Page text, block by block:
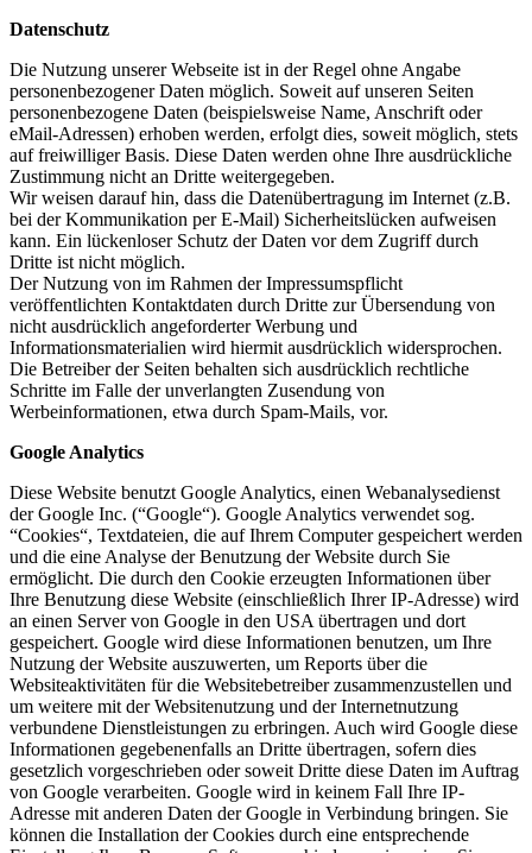
Datenschutz
Die Nutzung unserer Webseite ist in der Regel ohne Angabe
personenbezogener Daten möglich. Soweit auf unseren Seiten
personenbezogene Daten (beispielsweise Name, Anschrift oder
eMail-Adressen) erhoben werden, erfolgt dies, soweit möglich, stets
auf freiwilliger Basis. Diese Daten werden ohne Ihre ausdrückliche
Zustimmung nicht an Dritte weitergegeben.
Wir weisen darauf hin, dass die Datenübertragung im Internet (z.B.
bei der Kommunikation per E-Mail) Sicherheitslücken aufweisen
kann. Ein lückenloser Schutz der Daten vor dem Zugriff durch
Dritte ist nicht möglich.
Der Nutzung von im Rahmen der Impressumspflicht
veröffentlichten Kontaktdaten durch Dritte zur Übersendung von
nicht ausdrücklich angeforderter Werbung und
Informationsmaterialien wird hiermit ausdrücklich widersprochen.
Die Betreiber der Seiten behalten sich ausdrücklich rechtliche
Schritte im Falle der unverlangten Zusendung von
Werbeinformationen, etwa durch Spam-Mails, vor.
Google Analytics
Diese Website benutzt Google Analytics, einen Webanalysedienst
der Google Inc. (“Google“). Google Analytics verwendet sog.
“Cookies“, Textdateien, die auf Ihrem Computer gespeichert werden
und die eine Analyse der Benutzung der Website durch Sie
ermöglicht. Die durch den Cookie erzeugten Informationen über
Ihre Benutzung diese Website (einschließlich Ihrer IP-Adresse) wird
an einen Server von Google in den USA übertragen und dort
gespeichert. Google wird diese Informationen benutzen, um Ihre
Nutzung der Website auszuwerten, um Reports über die
Websiteaktivitäten für die Websitebetreiber zusammenzustellen und
um weitere mit der Websitenutzung und der Internetnutzung
verbundene Dienstleistungen zu erbringen. Auch wird Google diese
Informationen gegebenenfalls an Dritte übertragen, sofern dies
gesetzlich vorgeschrieben oder soweit Dritte diese Daten im Auftrag
von Google verarbeiten. Google wird in keinem Fall Ihre IP-
Adresse mit anderen Daten der Google in Verbindung bringen. Sie
können die Installation der Cookies durch eine entsprechende